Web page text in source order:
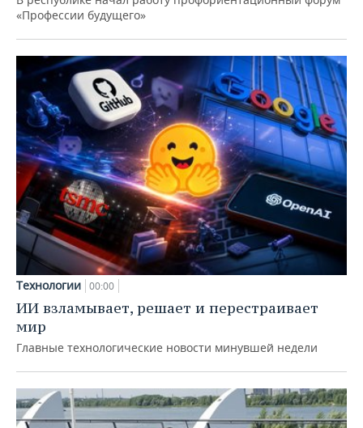
«Профессии будущего»
Технологии 00:00
ИИ взламывает, решает и перестраивает
мир
Главные технологические новости минувшей недели